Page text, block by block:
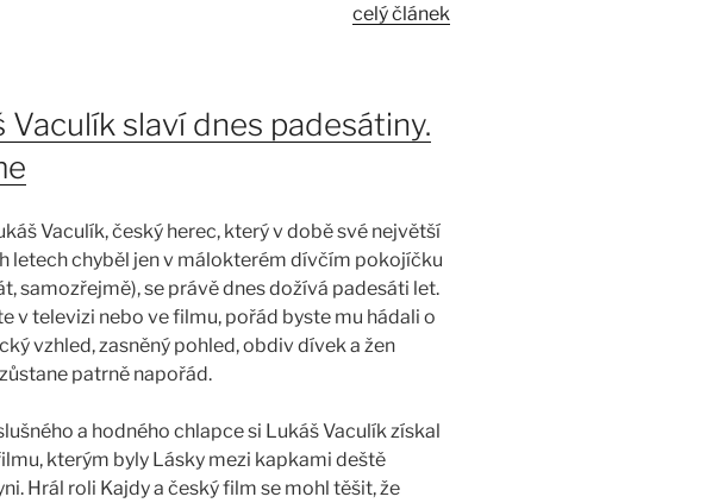
celý článek
Vaculík slaví dnes padesátiny.
Vaculík, český herec, který v době své největší
letech chyběl jen v málokterém dívčím pokojíčku
samozřejmě), se právě dnes dožívá padesáti let.
v televizi nebo ve filmu, pořád byste mu hádali o
vzhled, zasněný pohled, obdiv dívek a žen
patrně napořád.
a hodného chlapce si Lukáš Vaculík získal
kterým byly Lásky mezi kapkami deště
Hrál roli Kajdy a český film se mohl těšit, že